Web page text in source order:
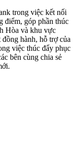
trong việc kết nối
điểm, góp phần thúc
Hòa và khu vực
hành, hỗ trợ của
việc thúc đẩy phục
bên cùng chia sẻ